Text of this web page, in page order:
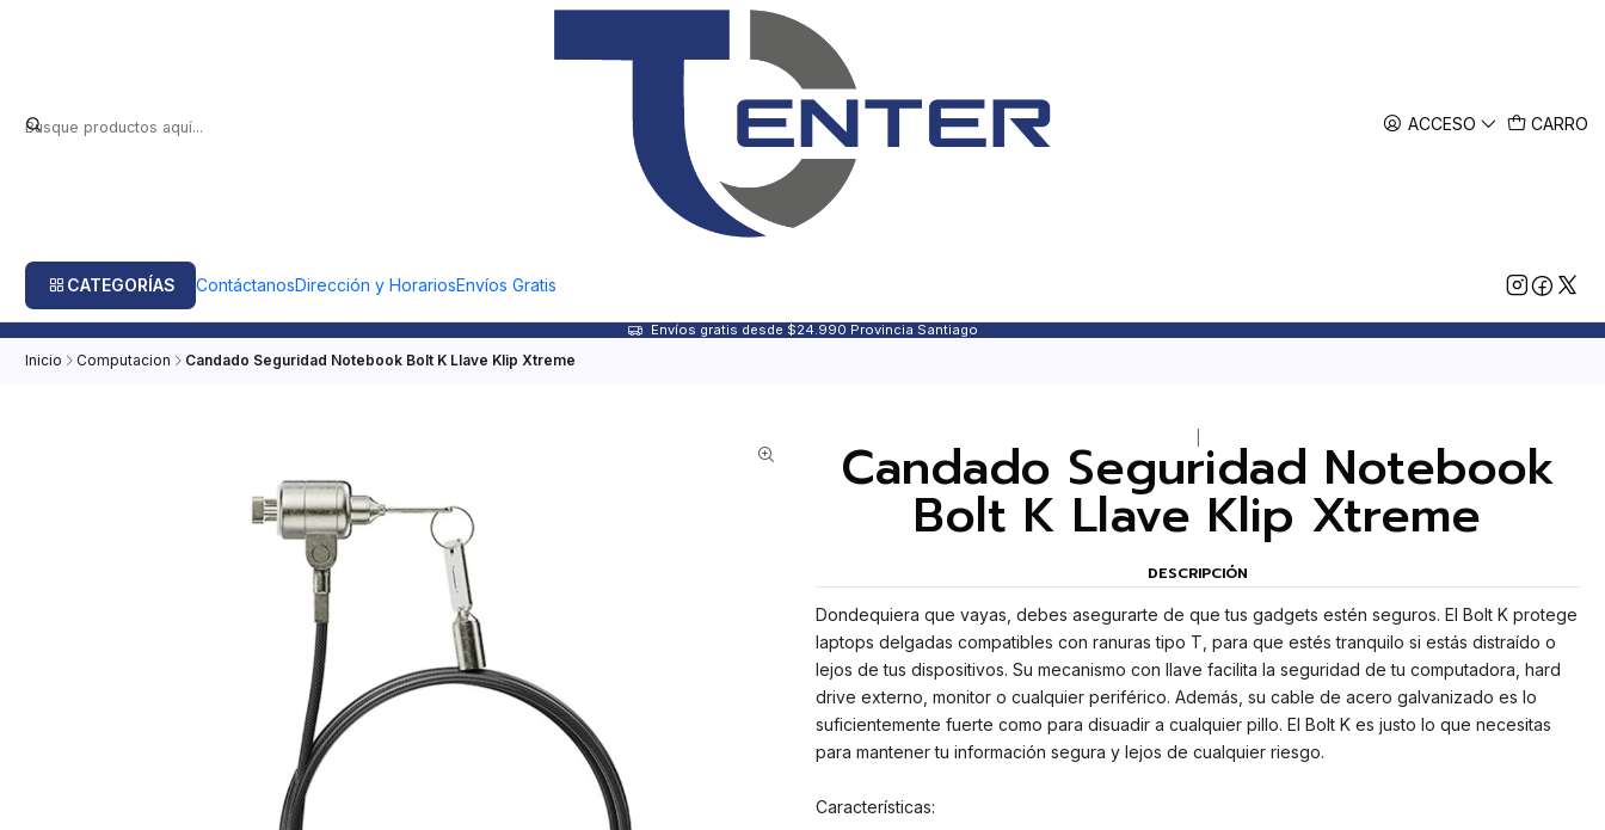
ACCESO CARRO
CATEGORÍAS ContáctanosDirección y HorariosEnvíos Gratis
Envíos gratis desde $24.990 Provincia Santiago
Inicio Computacion Candado Seguridad Notebook Bolt K Llave Klip Xtreme
Candado Seguridad Notebook
Bolt K Llave Klip Xtreme
DESCRIPCIÓN
Dondequiera que vayas, debes asegurarte de que tus gadgets estén seguros. El Bolt K protege
laptops delgadas compatibles con ranuras tipo T, para que estés tranquilo si estás distraído o
lejos de tus dispositivos. Su mecanismo con llave facilita la seguridad de tu computadora, hard
drive externo, monitor o cualquier periférico. Además, su cable de acero galvanizado es lo
suficientemente fuerte como para disuadir a cualquier pillo. El Bolt K es justo lo que necesitas
para mantener tu información segura y lejos de cualquier riesgo.
Características: